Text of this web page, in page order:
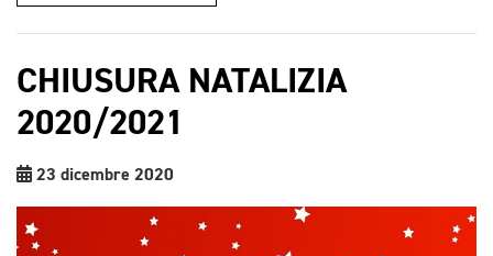
CHIUSURA NATALIZIA
2020/2021
23 dicembre 2020